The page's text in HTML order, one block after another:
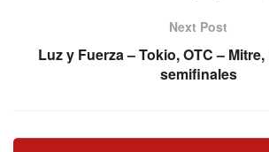
Next Post
Luz y Fuerza – Tokio, OTC –
semifinales